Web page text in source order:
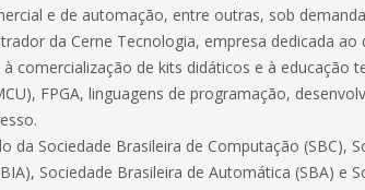
e de automação, entre outras, sob
da Cerne Tecnologia, empresa dedicada ao
comercialização de kits didáticos e à educação
FPGA, linguagens de programação,
da Sociedade Brasileira de Computação (SBC),
Sociedade Brasileira de Automática (SBA) e